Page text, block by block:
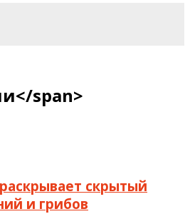
span>
скрытый
и грибов